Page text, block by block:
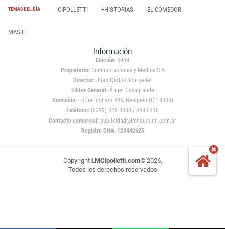
TEMAS DEL DÍA CIPOLLETTI +HISTORIAS EL COMEDOR
MAS E
Información
Edición: 6949
Propietario:Comunicaciones y Medios S.A
Director: Juan Carlos Schroeder
Editor General:Ángel Casagrande
Domicilio:Fotheringham 445, Neuquén (CP 8300)
Teléfono: (0299) 449 0400 / 449 0410
Contacto comercial: publicidad@lmneuquen.com.ar
Registro DNA: 123442625
Copyright LMCipolletti.com© 2026,
Todos los derechos reservados